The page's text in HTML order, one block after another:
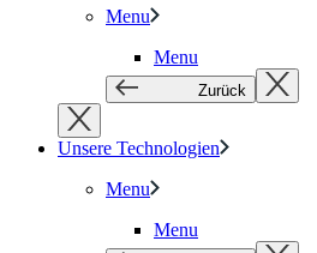
Menu
Menu
Zurück
Unsere Technologien
Menu
Menu